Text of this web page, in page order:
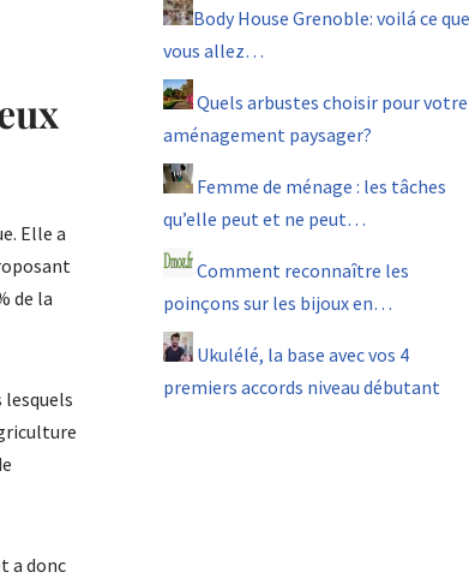
Elle a
de la
a donc
Body House Grenoble: voilá ce que
vous allez…
Quels arbustes choisir pour votre
aménagement paysager?
Femme de ménage : les tâches
qu’elle peut et ne peut…
Comment reconnaître les
poinçons sur les bijoux en…
Ukulélé, la base avec vos 4
premiers accords niveau débutant